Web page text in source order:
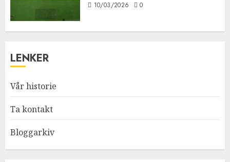
10/03/2026 0
LENKER
Vår historie
Ta kontakt
Bloggarkiv